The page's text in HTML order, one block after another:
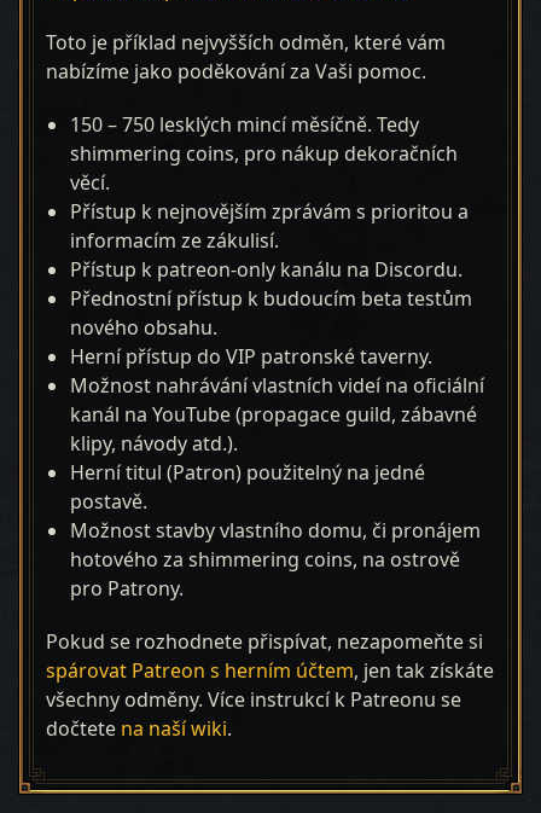
Toto je příklad nejvyšších odměn, které vám
nabízíme jako poděkování za Vaši pomoc.
150 – 750 lesklých mincí měsíčně. Tedy
shimmering coins, pro nákup dekoračních
věcí.
Přístup k nejnovějším zprávám s prioritou a
informacím ze zákulisí.
Přístup k patreon-only kanálu na Discordu.
Přednostní přístup k budoucím beta testům
nového obsahu.
Herní přístup do VIP patronské taverny.
Možnost nahrávání vlastních videí na oficiální
kanál na YouTube (propagace guild, zábavné
klipy, návody atd.).
Herní titul (Patron) použitelný na jedné
postavě.
Možnost stavby vlastního domu, či pronájem
hotového za shimmering coins, na ostrově
pro Patrony.
Pokud se rozhodnete přispívat, nezapomeňte si
spárovat Patreon s herním účtem, jen tak získáte
všechny odměny. Více instrukcí k Patreonu se
dočtete na naší wiki.